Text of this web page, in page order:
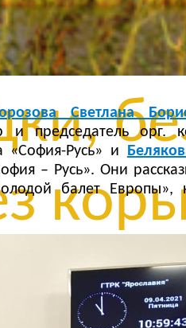
Светлана
и председатель орг.
«София-Русь» и
– Русь». Они
балет Европы»,